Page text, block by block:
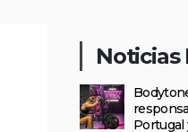
Noticias
Portugal